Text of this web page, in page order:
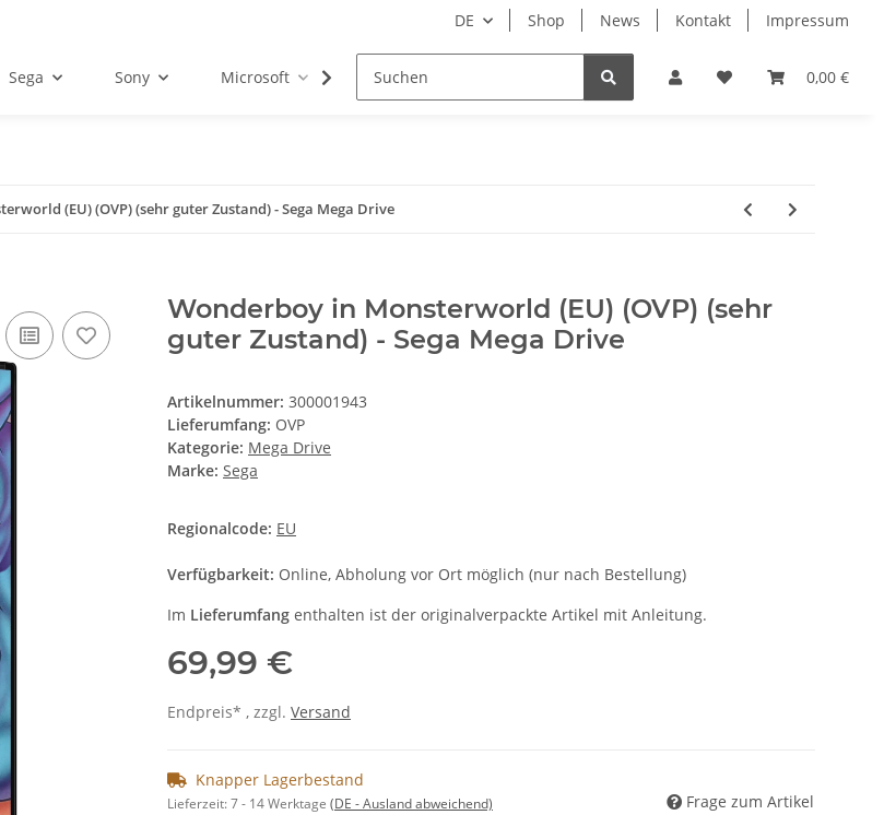
DE Shop News Kontakt Impressum
0,00 €
Sega Sony Microsoft Atari
(EU) (OVP) (sehr guter Zustand) - Sega Mega Drive
Wonderboy in Monsterworld (EU) (OVP) (sehr
guter Zustand) - Sega Mega Drive
Artikelnummer: 300001943
Lieferumfang: OVP
Kategorie: Mega Drive
Marke: Sega
Regionalcode: EU
Verfügbarkeit: Online, Abholung vor Ort möglich (nur nach Bestellung)
Im Lieferumfang enthalten ist der originalverpackte Artikel mit Anleitung.
69,99 €
Endpreis* , zzgl. Versand
Knapper Lagerbestand
Lieferzeit:7 - 14 Werktage (DE - Ausland abweichend) Frage zum Artikel